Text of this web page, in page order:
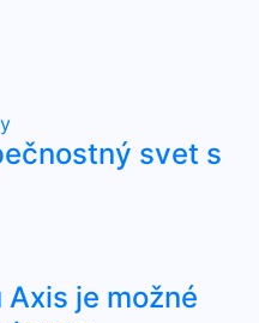
svet s
Axis je možné